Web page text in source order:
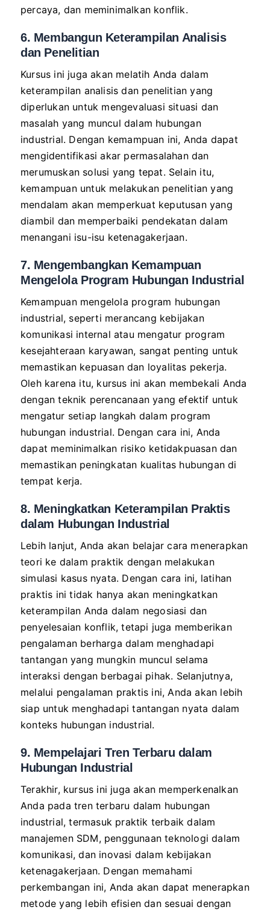
percaya, dan meminimalkan konflik.
6. Membangun Keterampilan Analisis
dan Penelitian
Kursus ini juga akan melatih Anda dalam
keterampilan analisis dan penelitian yang
diperlukan untuk mengevaluasi situasi dan
masalah yang muncul dalam hubungan
industrial. Dengan kemampuan ini, Anda dapat
mengidentifikasi akar permasalahan dan
merumuskan solusi yang tepat. Selain itu,
kemampuan untuk melakukan penelitian yang
mendalam akan memperkuat keputusan yang
diambil dan memperbaiki pendekatan dalam
menangani isu-isu ketenagakerjaan.
7. Mengembangkan Kemampuan
Mengelola Program Hubungan Industrial
Kemampuan mengelola program hubungan
industrial, seperti merancang kebijakan
komunikasi internal atau mengatur program
kesejahteraan karyawan, sangat penting untuk
memastikan kepuasan dan loyalitas pekerja.
Oleh karena itu, kursus ini akan membekali Anda
dengan teknik perencanaan yang efektif untuk
mengatur setiap langkah dalam program
hubungan industrial. Dengan cara ini, Anda
dapat meminimalkan risiko ketidakpuasan dan
memastikan peningkatan kualitas hubungan di
tempat kerja.
8. Meningkatkan Keterampilan Praktis
dalam Hubungan Industrial
Lebih lanjut, Anda akan belajar cara menerapkan
teori ke dalam praktik dengan melakukan
simulasi kasus nyata. Dengan cara ini, latihan
praktis ini tidak hanya akan meningkatkan
keterampilan Anda dalam negosiasi dan
penyelesaian konflik, tetapi juga memberikan
pengalaman berharga dalam menghadapi
tantangan yang mungkin muncul selama
interaksi dengan berbagai pihak. Selanjutnya,
melalui pengalaman praktis ini, Anda akan lebih
siap untuk menghadapi tantangan nyata dalam
konteks hubungan industrial.
9. Mempelajari Tren Terbaru dalam
Hubungan Industrial
Terakhir, kursus ini juga akan memperkenalkan
Anda pada tren terbaru dalam hubungan
industrial, termasuk praktik terbaik dalam
manajemen SDM, penggunaan teknologi dalam
komunikasi, dan inovasi dalam kebijakan
ketenagakerjaan. Dengan memahami
perkembangan ini, Anda akan dapat menerapkan
metode yang lebih efisien dan sesuai dengan